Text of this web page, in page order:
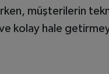
müşterilerin
ve kolay hale